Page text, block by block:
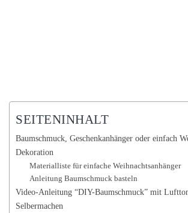
SEITENINHALT
Baumschmuck, Geschenkanhänger oder einfach
Dekoration
Materialliste für einfache Weihnachtsanhänger
Anleitung Baumschmuck basteln
Video-Anleitung “DIY-Baumschmuck” mit
Selbermachen